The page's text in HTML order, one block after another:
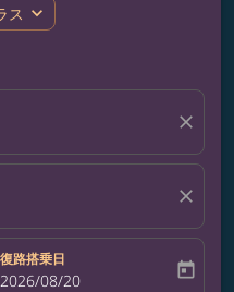
ス expand_more
close
close
label
復路搭乗日
fc-booking-return-date-aria-label
2026/08/20 today